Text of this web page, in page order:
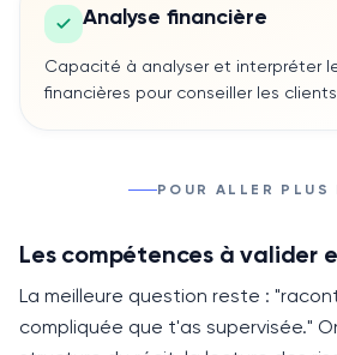
Analyse financière
Capacité à analyser et interpréter
financières pour conseiller les
POUR ALLER PLUS
Les compétences à valider
La meilleure question reste :
compliquée que t'as supervisée."